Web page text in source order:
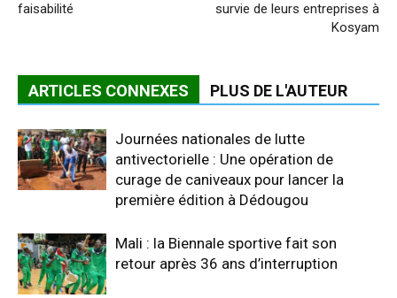
faisabilité
survie de leurs entreprises à
Kosyam
ARTICLES CONNEXES PLUS DE L'AUTEUR
Journées nationales de lutte
antivectorielle : Une opération de
curage de caniveaux pour lancer la
première édition à Dédougou
Mali : la Biennale sportive fait son
retour après 36 ans d’interruption